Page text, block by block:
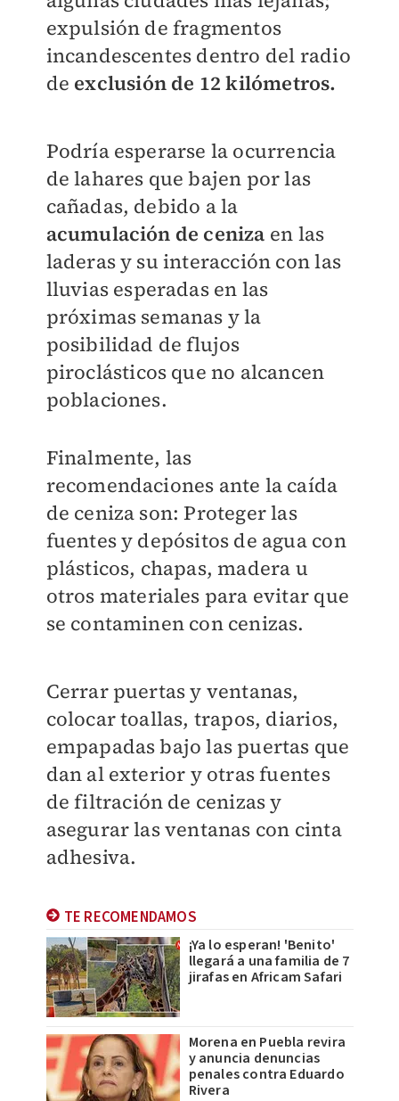
expulsión de fragmentos
incandescentes dentro del radio
de exclusión de 12 kilómetros.
Podría esperarse la ocurrencia
de lahares que bajen por las
cañadas, debido a la
acumulación de ceniza en las
laderas y su interacción con las
lluvias esperadas en las
próximas semanas y la
posibilidad de flujos
piroclásticos que no alcancen
poblaciones.
Finalmente, las
recomendaciones ante la caída
de ceniza son: Proteger las
fuentes y depósitos de agua con
plásticos, chapas, madera u
otros materiales para evitar que
se contaminen con cenizas.
Cerrar puertas y ventanas,
colocar toallas, trapos, diarios,
empapadas bajo las puertas que
dan al exterior y otras fuentes
de filtración de cenizas y
asegurar las ventanas con cinta
adhesiva.
TE RECOMENDAMOS
¡Ya lo esperan! 'Benito'
llegará a una familia de 7
jirafas en Africam Safari
Morena en Puebla revira
y anuncia denuncias
penales contra Eduardo
Rivera